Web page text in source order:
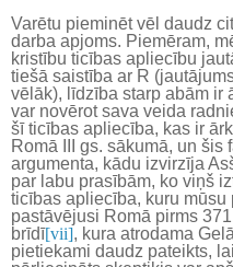
Varētu pieminēt vēl daudz
darba apjoms. Piemēram,
kristību ticības apliecību
tiešā saistība ar R
vēlāk), līdzība starp abām ir
var novērot sava veida
šī ticības apliecība, kas ir
Romā III gs. sākumā, un šis
argumenta, kādu izvirzīja
par labu prasībām, ko viņš
ticības apliecība, kuru mūsu
pastāvējusi Romā pirms
brīdī[vii], kura atrodama
pietiekami daudz pateikts,